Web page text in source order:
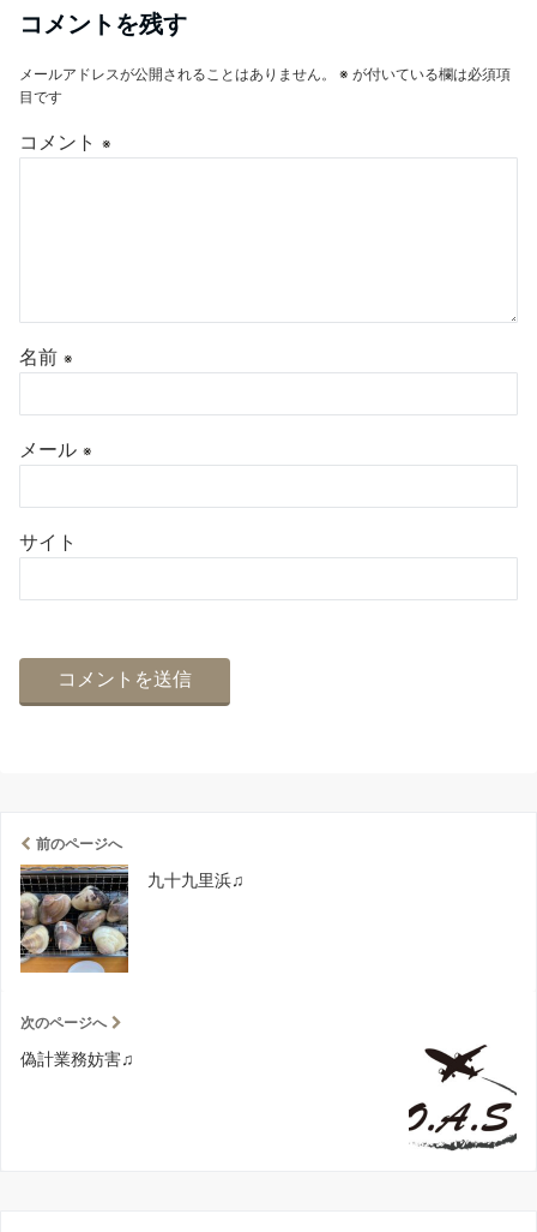
コメントを残す
メールアドレスが公開されることはありません。 ※ が付いている欄は必須項
目です
コメント ※
名前 ※
メール ※
サイト
前のページへ
九十九里浜♫
次のページへ
偽計業務妨害♫